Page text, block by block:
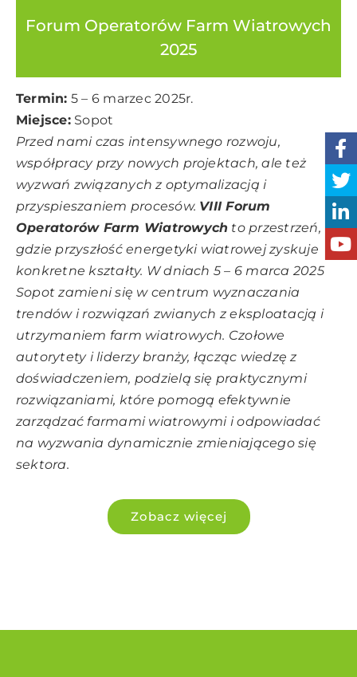
Forum Operatorów Farm Wiatrowych
2025
Termin: 5 – 6 marzec 2025r.
Miejsce:Sopot
Przed nami czas intensywnego rozwoju,
współpracy przy nowych projektach, ale też
wyzwań związanych z optymalizacją i
przyspieszaniem procesów. VIII Forum
Operatorów Farm Wiatrowych to przestrzeń,
gdzie przyszłość energetyki wiatrowej zyskuje
konkretne kształty. W dniach 5 – 6 marca 2025
Sopot zamieni się w centrum wyznaczania
trendów i rozwiązań zwianych z eksploatacją i
utrzymaniem farm wiatrowych. Czołowe
autorytety i liderzy branży, łącząc wiedzę z
doświadczeniem, podzielą się praktycznymi
rozwiązaniami, które pomogą efektywnie
zarządzać farmami wiatrowymi i odpowiadać
na wyzwania dynamicznie zmieniającego się
sektora.
Zobacz więcej